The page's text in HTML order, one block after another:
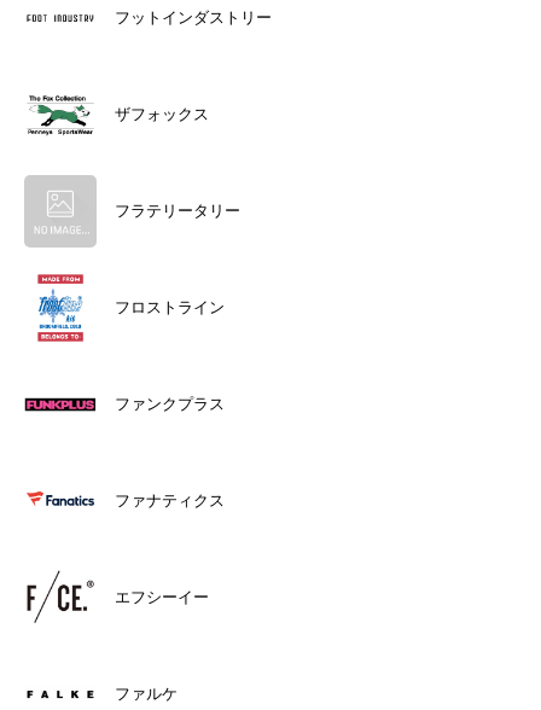
フットインダストリー
ザフォックス
フラテリータリー
フロストライン
ファンクプラス
ファナティクス
エフシーイー
ファルケ